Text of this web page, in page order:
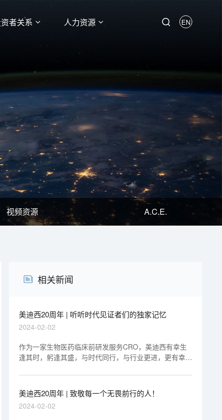
者关系 人力资源 EN
视频资源 A.C.E.
相关新闻
美迪西20周年 | 听听时代见证者们的独家记忆
2024-02-02
作为一家生物医药临床前研发服务CRO，美迪西有幸生
逢其时，躬逢其盛，与时代同行，与行业更进，更有幸得
美迪西20周年 | 致敬每一个无畏前行的人！
2024-02-02